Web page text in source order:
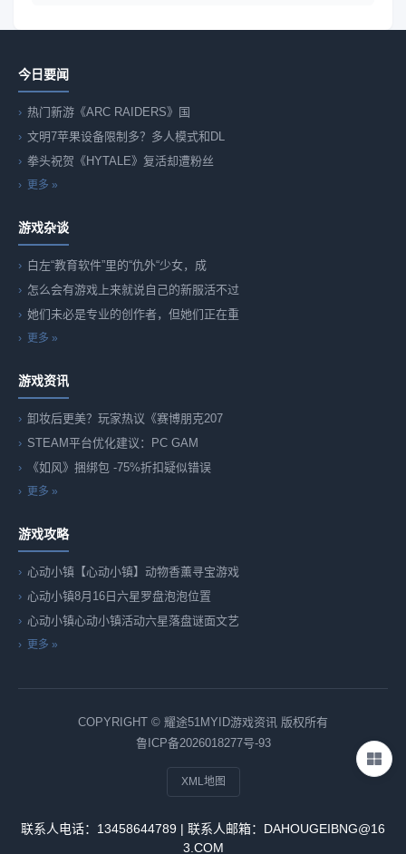
今日要闻
热门新游《ARC RAIDERS》国
文明7苹果设备限制多？多人模式和DL
拳头祝贺《HYTALE》复活却遭粉丝
更多 »
游戏杂谈
白左“教育软件”里的“仇外“少女，成
怎么会有游戏上来就说自己的新服活不过
她们未必是专业的创作者，但她们正在重
更多 »
游戏资讯
卸妆后更美？玩家热议《赛博朋克207
STEAM平台优化建议：PC GAM
《如风》捆绑包 -75%折扣疑似错误
更多 »
游戏攻略
心动小镇【心动小镇】动物香薰寻宝游戏
心动小镇8月16日六星罗盘泡泡位置
心动小镇心动小镇活动六星落盘谜面文艺
更多 »
COPYRIGHT © 耀途51MYID游戏资讯 版权所有
鲁ICP备2026018277号-93
XML地图
联系人电话：13458644789 | 联系人邮箱：DAHOUGEIBNG@16
3.COM